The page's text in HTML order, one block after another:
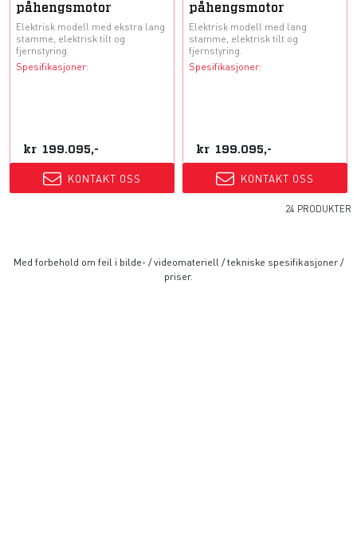
påhengsmotor
Elektrisk modell med ekstra lang
stamme, elektrisk tilt og
fjernstyring.
Spesifikasjoner:
kr 199.095,-
KONTAKT OSS
påhengsmotor
Elektrisk modell med lang
stamme, elektrisk tilt og
fjernstyring.
Spesifikasjoner:
kr 199.095,-
KONTAKT OSS
24 PRODUKTER
Med forbehold om feil i bilde- / videomateriell / tekniske spesifikasjoner /
priser.